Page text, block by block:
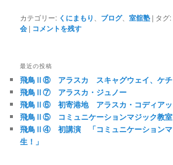
カテゴリー: くにまもり ブログ、室舘塾 | タグ:
会 | コメントを残す
最近の投稿
飛鳥Ⅱ⑧ アラスカ スキャグウェイ、ケチ
飛鳥Ⅱ⑦ アラスカ・ジュノー
飛鳥Ⅱ⑥ 初寄港地 アラスカ・コディアッ
飛鳥Ⅱ⑤ コミュニケーションマジック教室
飛鳥Ⅱ④ 初講演 「コミュニケーションマ
生！」